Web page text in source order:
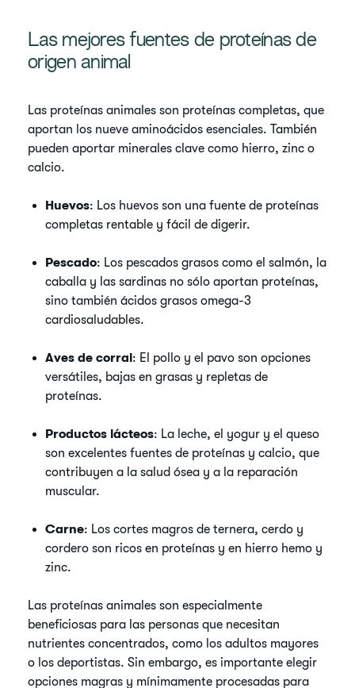
Las mejores fuentes de proteínas de
origen animal
Las proteínas animales son proteínas completas, que
aportan los nueve aminoácidos esenciales. También
pueden aportar minerales clave como hierro, zinc o
calcio.
Huevos: Los huevos son una fuente de proteínas
completas rentable y fácil de digerir.
Pescado: Los pescados grasos como el salmón, la
caballa y las sardinas no sólo aportan proteínas,
sino también ácidos grasos omega-3
cardiosaludables.
Aves de corral : El pollo y el pavo son opciones
versátiles, bajas en grasas y repletas de
proteínas.
Productos lácteos: La leche, el yogur y el queso
son excelentes fuentes de proteínas y calcio, que
contribuyen a la salud ósea y a la reparación
muscular.
Carne: Los cortes magros de ternera, cerdo y
cordero son ricos en proteínas y en hierro hemo y
zinc.
Las proteínas animales son especialmente
beneficiosas para las personas que necesitan
nutrientes concentrados, como los adultos mayores
o los deportistas. Sin embargo, es importante elegir
opciones magras y mínimamente procesadas para